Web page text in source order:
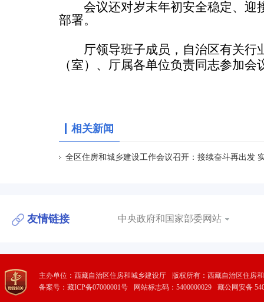
会议还对岁末年初安全稳定、迎
部署。
厅领导班子成员，自治区有关行
（室）、厅属各单位负责同志参加会
相关新闻
全区住房和城乡建设工作会议召开：接续奋斗再出发
友情链接 中央政府和国家部委网站
主办单位：西藏自治区住房和城乡建设厅
版权所有：西藏自治区住房
备案号：藏ICP备07000001号
网站标志码：5400000029 藏公网安备